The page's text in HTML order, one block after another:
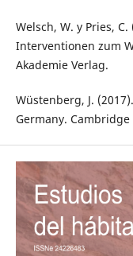
Welsch, W. y Pries,
Interventionen zum
Akademie Verlag.
Wüstenberg, J.
Germany. Cambridge